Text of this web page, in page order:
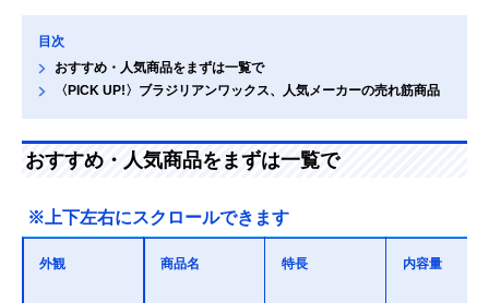
目次
おすすめ・人気商品をまずは一覧で
〈PICK UP!〉ブラジリアンワックス、人気メーカーの売れ筋商品
おすすめ・人気商品をまずは一覧で
※上下左右にスクロールできます
外観 商品名 特長 内容量